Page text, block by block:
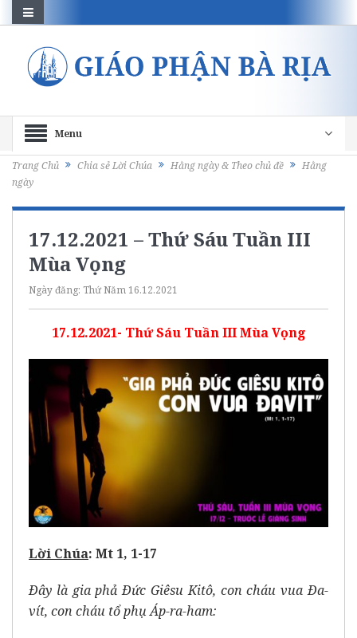
Menu
Trang Chủ Chia sẻ Lời Chúa Hằng ngày & Theo chủ đề
Hằng
ngày
17.12.2021 – Thứ Sáu Tuần III
Mùa Vọng
Ngày đăng: Thứ Năm 16.12.2021
17.12.2021- Thứ Sáu Tuần III Mùa Vọng
Lời Chúa: Mt 1, 1-17
Ðây là gia phả Ðức Giêsu Kitô, con cháu vua Ða-
vít, con cháu tổ phụ Áp-ra-ham: